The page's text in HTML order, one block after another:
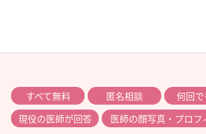
すべて無料 匿名相談
何回
現役の医師が回答
医師の顔写真・プロフ